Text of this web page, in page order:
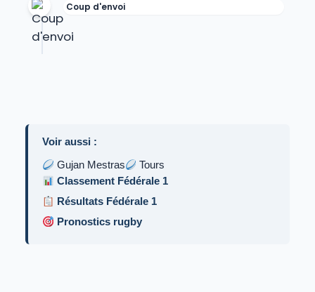
Coup d'envoi
Voir aussi :
Gujan Mestras
Tours
Classement Fédérale 1
Résultats Fédérale 1
Pronostics rugby